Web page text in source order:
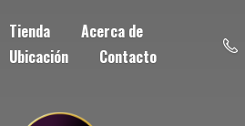
Tienda
Acerca de
Ubicación
Contacto